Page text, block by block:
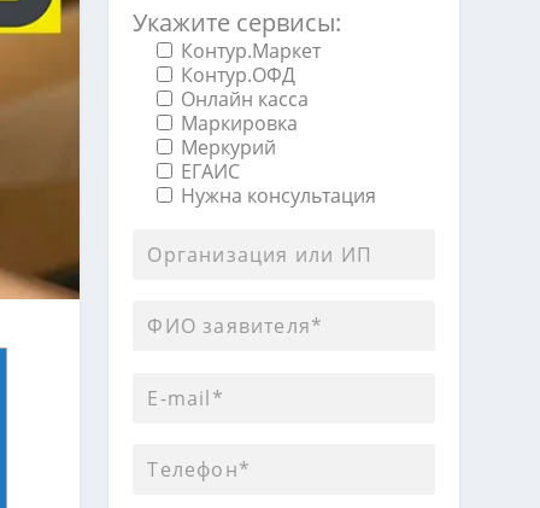
Укажите сервисы:
Контур.Маркет
Контур.ОФД
Онлайн касса
Маркировка
Меркурий
ЕГАИС
Нужна консультация